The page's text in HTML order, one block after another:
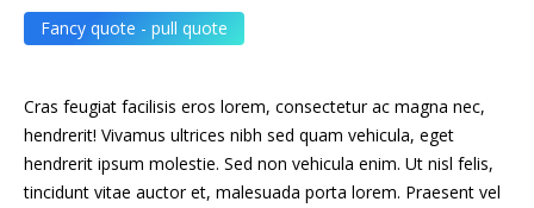
Fancy quote - pull quote
Cras feugiat facilisis eros lorem, consectetur ac magna nec,
hendrerit! Vivamus ultrices nibh sed quam vehicula, eget
hendrerit ipsum molestie. Sed non vehicula enim. Ut nisl felis,
tincidunt vitae auctor et, malesuada porta lorem. Praesent vel